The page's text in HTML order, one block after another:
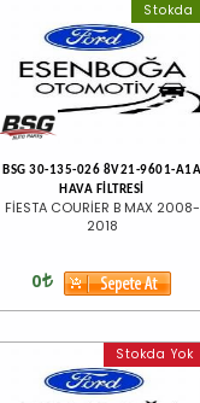
Stokda
BSG 30-135-026 8V21-9601-A1A
HAVA FİLTRESİ
FİESTA COURİER B MAX 2008-
2018
0
Stokda Yok